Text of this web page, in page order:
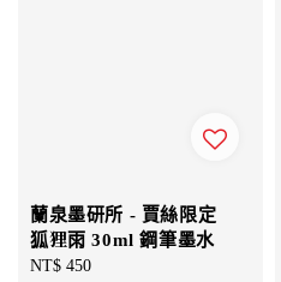
蘭泉墨研所 - 賈絲限定
狐狸雨 30ml 鋼筆墨水
Regular
NT$ 450